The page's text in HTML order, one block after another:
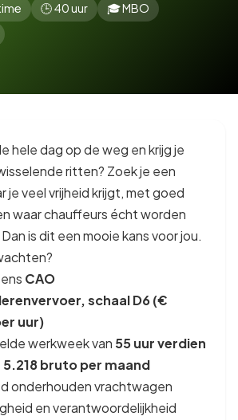
🕒 40 uur
🎓 MBO
hele dag op de weg en krijg je
ritten? Zoek je een
je veel vrijheid krijgt, met goed
waar chauffeurs écht worden
is dit een mooie kans voor jou.
CAO
schaal D6 (€
uur)
werkweek van 55 uur verdien
bruto per maand
onderhouden vrachtwagen
en verantwoordelijkheid